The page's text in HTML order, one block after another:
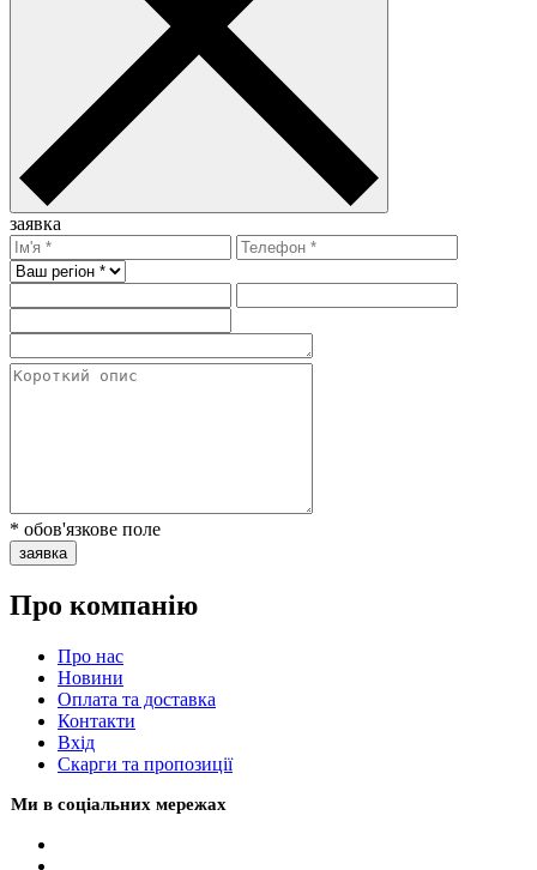
заявка
* обов'язкове поле
заявка
Про компанію
Про нас
Новини
Оплата та доставка
Контакти
Вхiд
Скарги та пропозиції
Ми в соціальних мережах